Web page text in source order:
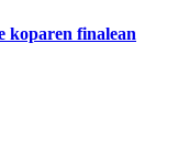
koparen finalean